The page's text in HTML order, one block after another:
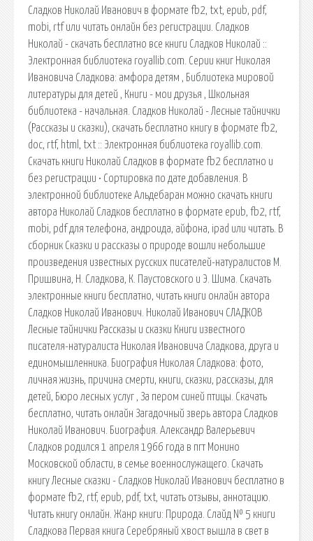
Сладков Николай Иванович в формате fb2, txt, epub, pdf,
mobi, rtf или читать онлайн без регистрации. Сладков
Николай - скачать бесплатно все книги Сладков Николай ::
Электронная библиотека royallib.com. Серии книг Николая
Ивановича Сладкова: амфора детям , Библиотека мировой
литературы для детей , Книги - мои друзья , Школьная
библиотека - начальная. Сладков Николай - Лесные тайнички
(Рассказы и сказки), скачать бесплатно книгу в формате fb2,
doc, rtf, html, txt :: Электронная библиотека royallib.com.
Скачать книги Николай Сладков в формате fb2 бесплатно и
без регистрации • Сортировка по дате добавления. В
электронной библиотеке Альдебаран можно скачать книги
автора Николай Сладков бесплатно в формате epub, fb2, rtf,
mobi, pdf для телефона, андроида, айфона, ipad или читать. В
сборник Сказки и рассказы о природе вошли небольшие
произведения известных русских писателей-натуралистов М.
Пришвина, Н. Сладкова, К. Паустовского и Э. Шима. Скачать
электронные книги бесплатно, читать книги онлайн автора
Сладков Николай Иванович. Николай Иванович СЛАДКОВ
Лесные тайнички Рассказы и сказки Книги известного
писателя-натуралиста Николая Ивановича Сладкова, друга и
единомышленника. Биография Николая Сладкова: фото,
личная жизнь, причина смерти, книги, сказки, рассказы, для
детей, Бюро лесных услуг , За пером синей птицы. Скачать
бесплатно, читать онлайн Загадочный зверь автора Сладков
Николай Иванович. Биография. Александр Валерьевич
Сладков родился 1 апреля 1966 года в пгт Монино
Московской области, в семье военнослужащего. Скачать
книгу Лесные сказки - Сладков Николай Иванович бесплатно в
формате fb2, rtf, epub, pdf, txt, читать отзывы, аннотацию.
Читать книгу онлайн. Жанр книги: Природа. Слайд № 5 книги
Сладкова Первая книга Серебряный хвост вышла в свет в